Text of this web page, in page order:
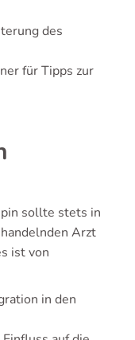
des
für Tipps zur
sollte stets in
Arzt
ist von
in den